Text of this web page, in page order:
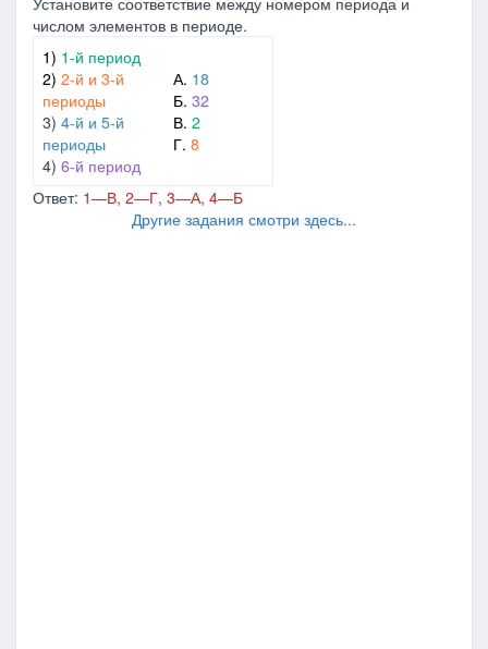
числом элементов в периоде.
1) 1-й период
2) 2-й и 3-й
периоды
3) 4-й и 5-й
периоды
4) 6-й период
А. 18
Б. 32
В. 2
Г. 8
Ответ: 1―В, 2―Г, 3―А, 4―Б
Другие задания смотри здесь...